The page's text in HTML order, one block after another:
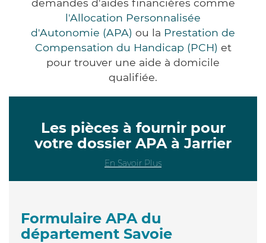
demandes d'aides financières comme
l'Allocation Personnalisée
d'Autonomie (APA) ou la Prestation de
Compensation du Handicap (PCH) et
pour trouver une aide à domicile
qualifiée.
Les pièces à fournir pour
votre dossier APA à Jarrier
En Savoir Plus
Formulaire APA du
département Savoie